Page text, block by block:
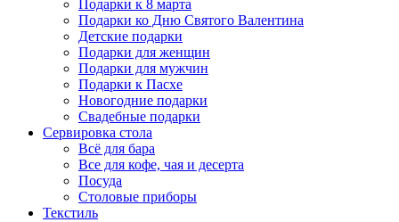
Подарки к 8 марта
Подарки ко Дню Святого Валентина
Детские подарки
Подарки для женщин
Подарки для мужчин
Подарки к Пасхе
Новогодние подарки
Свадебные подарки
Сервировка стола
Всё для бара
Все для кофе, чая и десерта
Посуда
Столовые приборы
Текстиль